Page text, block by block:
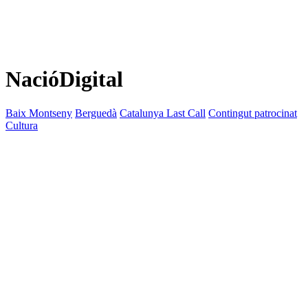
NacióDigital
Baix Montseny Berguedà Catalunya Last Call Contingut patrocinat
Cultura